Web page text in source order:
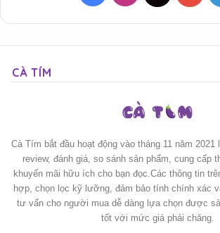
CÀ TÍM
Cà Tím bắt đầu hoạt động vào tháng 11 năm 2021
review, đánh giá, so sánh sản phẩm, cung cấp
khuyến mãi hữu ích cho bạn đọc.Các thông tin
hợp, chọn lọc kỹ lưỡng, đảm bảo tính chính xác
tư vấn cho người mua dễ dàng lựa chọn được
tốt với mức giá phải chăng.